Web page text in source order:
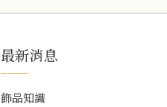
最新消息
飾品知識